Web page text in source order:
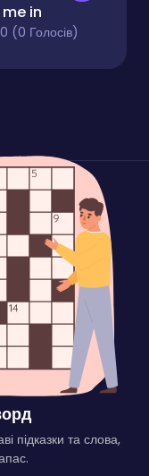
me in
0 (0 Голосів)
підказки та слова,